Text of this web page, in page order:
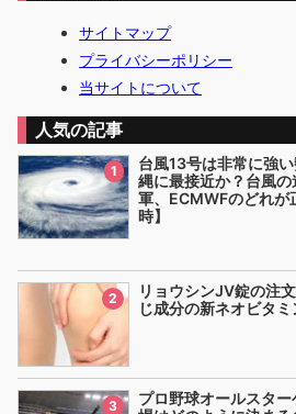
サイトマップ
プライバシーポリシー
当サイトについて
人気の記事
1
台風13号は非常に強
縄に最接近か？台風
軍、ECMWFのどれ
時】
2
リョウシンJV錠の注
じ成分の新ネオビタ
3
プロ野球オールスタ